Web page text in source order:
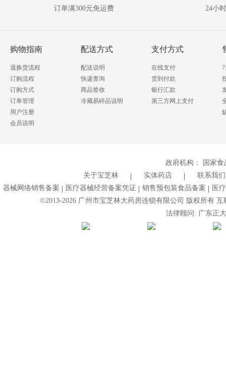
我要提问
订单满300元免运费 24小
购物指南
退换货流程
订购流程
订购方式
订单管理
用户注册
会员说明
配送方式
配送说明
快递查询
商品签收
冷藏易碎品说明
支付方式
在线支付
货到付款
银行汇款
第三方网上支付
政府机构：
国家
关于宝芝林
实体药店
联系我们
器械网络销售备案
医疗器械经营备案凭证 销售预包装食品备案
医
©2013-2026广州市宝芝林大药房连锁有限公司 版权所有
法律顾问: 广东正